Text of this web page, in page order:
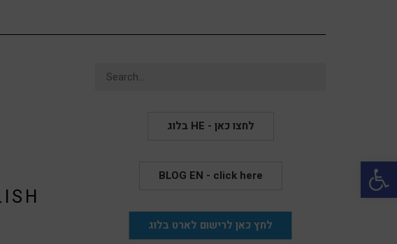
Search
בלוג HE - לחצו כאן
BLOG EN - click here
לחץ כאן לרישום לארט בלוג